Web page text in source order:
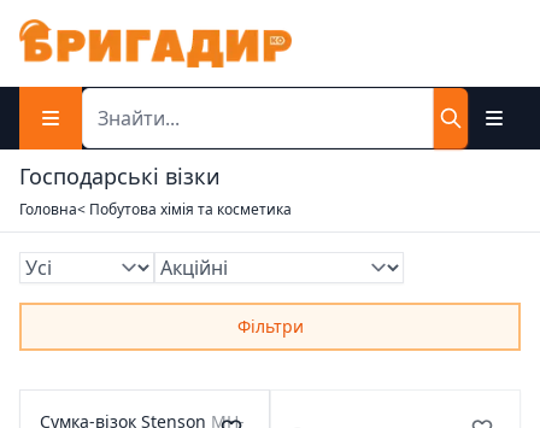
Господарські візки
Головна< Побутова хімія та косметика
Фільтри
Сумка-візок Stenson MH-